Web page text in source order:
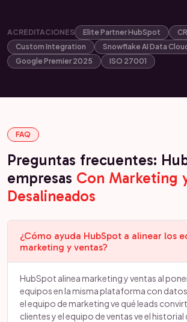
ACREDITACIONES Elite Partner HubSpot
Custom Integration
Snowflake AI Data
Google Premier 2025
ISO 27001
FAQ
Preguntas frecuentes:
empresas Con Marketing
Desalineados
¿Cómo ayuda HubSpot a alinear los
marketing y ventas?
HubSpot alinea marketing y ventas al
equipos en la misma plataforma con
el equipo de marketing ve qué leads
clientes y el equipo de ventas ve el